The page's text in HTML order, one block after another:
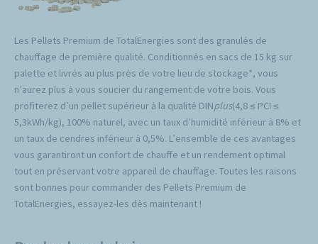
Les Pellets Premium de TotalEnergies sont des granulés de
chauffage de première qualité. Conditionnés en sacs de 15 kg sur
palette et livrés au plus près de votre lieu de stockage*, vous
n’aurez plus à vous soucier du rangement de votre bois. Vous
profiterez d’un pellet supérieur à la qualité DINplus(4,8 ≤ PCI ≤
5,3kWh/kg), 100% naturel, avec un taux d’humidité inférieur à 8% et
un taux de cendres inférieur à 0,5%. L’ensemble de ces avantages
vous garantiront un confort de chauffe et un rendement optimal
tout en préservant votre appareil de chauffage. Toutes les raisons
sont bonnes pour commander des Pellets Premium de
TotalEnergies, essayez-les dès maintenant !